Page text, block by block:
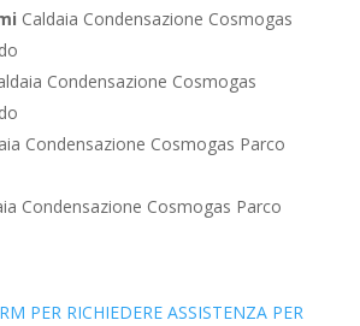
Caldaia Condensazione Cosmogas
Condensazione Cosmogas
Condensazione Cosmogas Parco
Condensazione Cosmogas Parco
PER RICHIEDERE ASSISTENZA PER